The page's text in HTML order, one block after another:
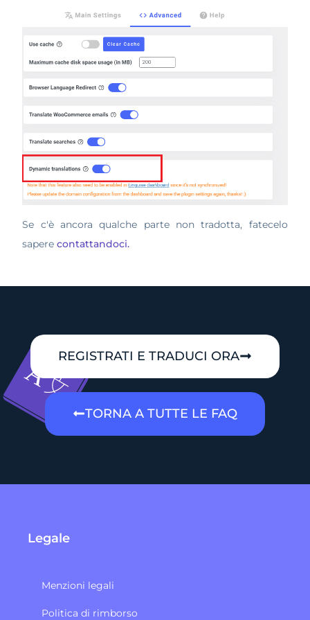
Se c'è ancora qualche parte non tradotta, fatecelo
saperecontattandoci.
REGISTRATI E TRADUCI ORA
TORNA A TUTTE LE FAQ
Legale
Menzioni legali
Politica di rimborso